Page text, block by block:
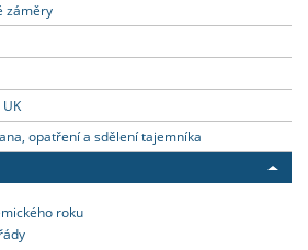
záměry
opatření a sdělení tajemníka
roku